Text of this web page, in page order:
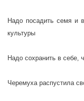
Надо посадить семя и
культуры
Надо сохранить в себе,
Черемуха распустила